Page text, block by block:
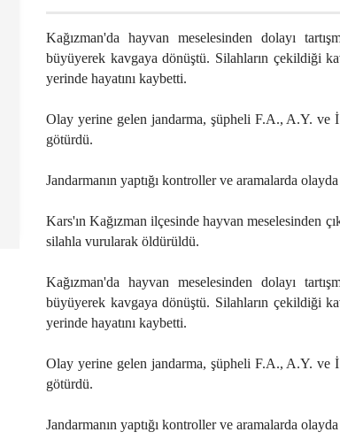
Kağızman'da hayvan meselesinden dolayı
büyüyerek kavgaya dönüştü. Silahların çekildiği
yerinde hayatını kaybetti.
Olay yerine gelen jandarma, şüpheli F.A., A.Y. ve
götürdü.
Jandarmanın yaptığı kontroller ve aramalarda
Kars'ın Kağızman ilçesinde hayvan meselesinden
silahla vurularak öldürüldü.
Kağızman'da hayvan meselesinden dolayı
büyüyerek kavgaya dönüştü. Silahların çekildiği
yerinde hayatını kaybetti.
Olay yerine gelen jandarma, şüpheli F.A., A.Y. ve
götürdü.
Jandarmanın yaptığı kontroller ve aramalarda